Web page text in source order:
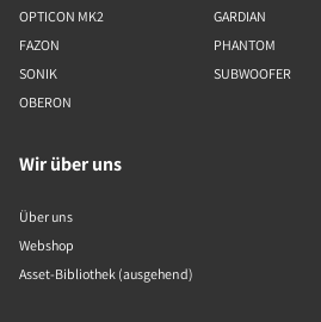
OPTICON MK2
FAZON
SONIK
OBERON
GARDIAN
PHANTOM
SUBWOOFER
Wir über uns
Über uns
Webshop
Asset-Bibliothek (ausgehend)